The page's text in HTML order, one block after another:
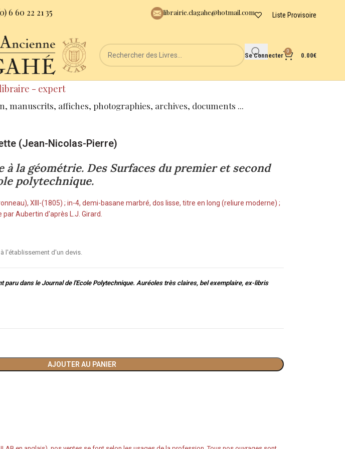
6 60 22 21 35 librairie.clagahe@hotmail.com Liste Provisoire
Se Connecter
0
0.00€
libraire - expert
manuscrits, affiches, photographies, archives, documents ...
(Jean-Nicolas-Pierre)
à la géométrie. Des Surfaces du premier et second
polytechnique.
XIII-(1805) ; in-4, demi-basane marbré, dos lisse, titre en long (reliure moderne) ;
Aubertin d'après L.J. Girard.
l'établissement d'un devis.
paru dans le Journal de l'Ecole Polytechnique. Auréoles très claires, bel exemplaire, ex-libris
AJOUTER AU PANIER